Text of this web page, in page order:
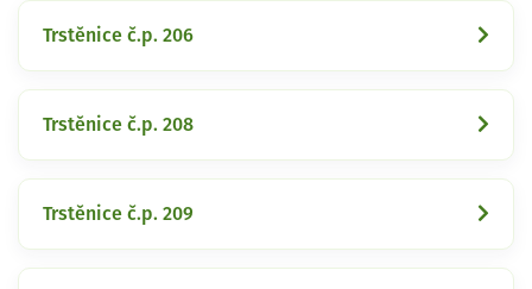
Trstěnice č.p. 206
Trstěnice č.p. 208
Trstěnice č.p. 209